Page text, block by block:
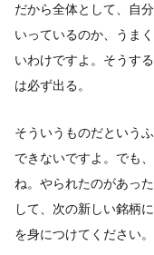
だから全体として、自
いっているのか、うま
いわけですよ。そうす
は必ず出る。
そういうものだという
できないですよ。でも
ね。やられたのがあっ
して、次の新しい銘柄
を身につけてください。